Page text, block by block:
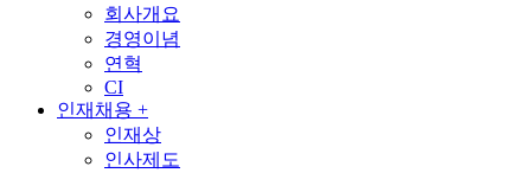
회사개요
경영이념
연혁
CI
인재채용 +
인재상
인사제도